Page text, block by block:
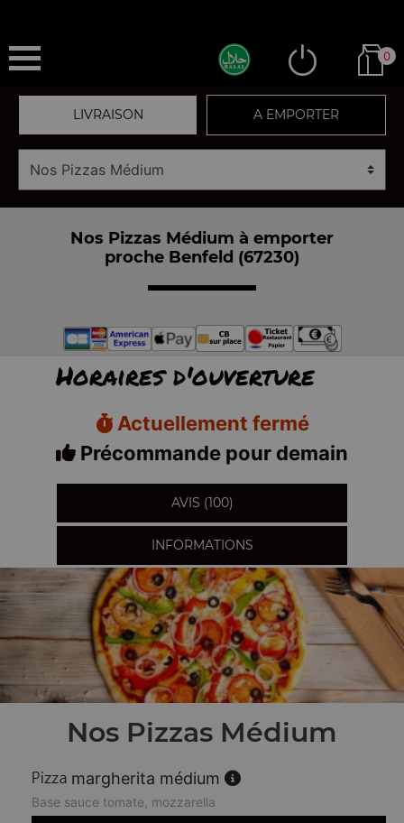
0
LIVRAISON A EMPORTER
Nos Pizzas Médium à emporter
proche Benfeld (67230)
Horaires d'ouverture
Actuellement fermé
Précommande pour demain
AVIS (100)
INFORMATIONS
Nos Pizzas Médium
margherita médium
Base sauce tomate, mozzarella